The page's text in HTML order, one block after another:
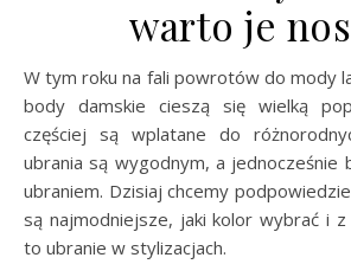
warto je
W tym roku na fali powrotów do mody lat 80. i 90. XX wieku
body damskie cieszą się wielką
częściej są wplatane do
ubrania są wygodnym, a jednocześnie
ubraniem. Dzisiaj chcemy
są najmodniejsze, jaki kolor wybrać i
to ubranie w stylizacjach.